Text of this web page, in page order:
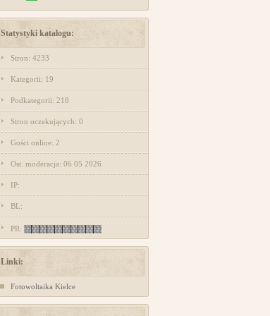
Statystyki katalogu:
Stron: 4233
Kategorii: 19
Podkategorii: 218
Stron oczekujących: 0
Gości online: 2
Ost. moderacja: 06 05 2026
IP:
BL:
PR:
Linki:
Fotowoltaika Kielce